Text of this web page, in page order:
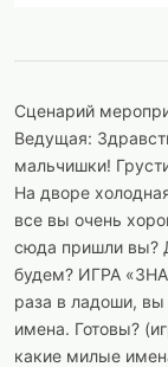
Сценарий
Ведущая:
мальчишки!
На дворе
все вы очень
сюда пришли вы?
будем? ИГРА
раза в ладоши,
имена. Готовы?
какие милые